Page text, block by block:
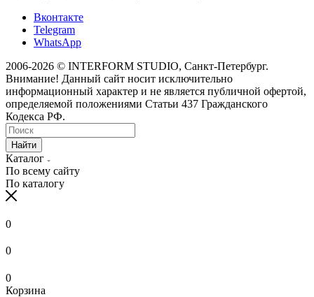
Вконтакте
Telegram
WhatsApp
2006-2026 © INTERFORM STUDIO, Санкт-Петербург.
Внимание! Данный сайт носит исключительно
информационный характер и не является публичной офертой,
определяемой положениями Статьи 437 Гражданского
Кодекса РФ.
Найти
Каталог
По всему сайту
По каталогу
0
0
0
Корзина